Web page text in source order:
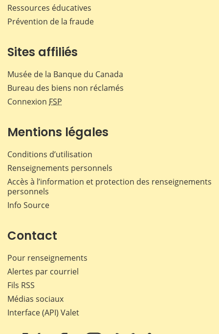
Ressources éducatives
Prévention de la fraude
Sites affiliés
Musée de la Banque du Canada
Bureau des biens non réclamés
Connexion FSP
Mentions légales
Conditions d’utilisation
Renseignements personnels
Accès à l’information et protection des renseignements
personnels
Info Source
Contact
Pour renseignements
Alertes par courriel
Fils RSS
Médias sociaux
Interface (API) Valet